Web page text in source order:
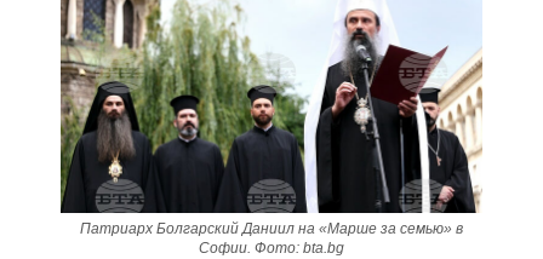
Патриарх Болгарский Даниил на «Марше за семью» в
Софии. Фото: bta.bg